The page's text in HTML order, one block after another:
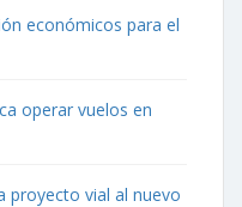
económicos para el
operar vuelos en
proyecto vial al nuevo